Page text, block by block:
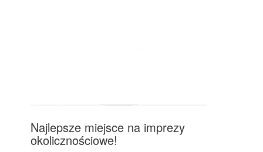
Najlepsze miejsce na imprezy
okolicznościowe!